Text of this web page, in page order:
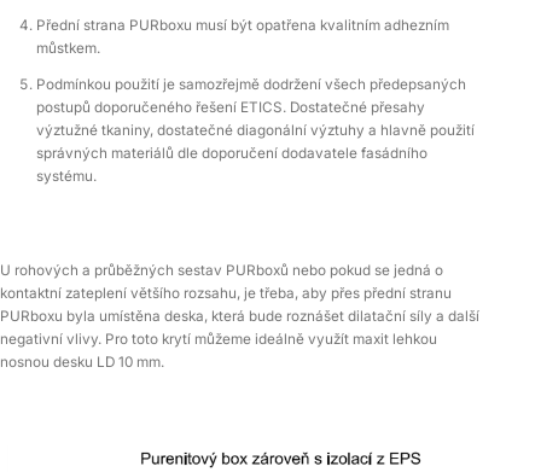
Přední strana PURboxu musí být opatřena kvalitním adhezním
můstkem.
Podmínkou použití je samozřejmě dodržení všech předepsaných
postupů doporučeného řešení ETICS. Dostatečné přesahy
výztužné tkaniny, dostatečné diagonální výztuhy a hlavně použití
správných materiálů dle doporučení dodavatele fasádního
systému.
U rohových a průběžných sestav PURboxů nebo pokud se jedná o
kontaktní zateplení většího rozsahu, je třeba, aby přes přední stranu
PURboxu byla umístěna deska, která bude roznášet dilatační síly a další
negativní vlivy. Pro toto krytí můžeme ideálně využít maxit lehkou
nosnou desku LD 10 mm.